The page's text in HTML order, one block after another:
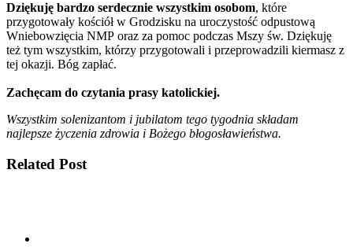
Dziękuję bardzo serdecznie wszystkim osobom, które
przygotowały kościół w Grodzisku na uroczystość odpustową
Wniebowzięcia NMP oraz za pomoc podczas Mszy św. Dziękuję
też tym wszystkim, którzy przygotowali i przeprowadzili kiermasz z
tej okazji. Bóg zapłać.
Zachęcam do czytania prasy katolickiej.
Wszystkim solenizantom i jubilatom tego tygodnia składam
najlepsze życzenia zdrowia i Bożego błogosławieństwa.
Related Post